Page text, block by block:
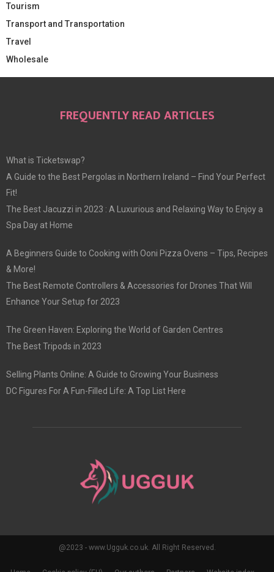
Tourism
Transport and Transportation
Travel
Wholesale
FREQUENTLY READ ARTICLES
What is Ticketswap?
A Guide to the Best Pergolas in Northern Ireland – Find Your Perfect
Fit!
The Best Jacuzzi in 2023 : A Luxurious and Relaxing Way to Enjoy a
Spa Day at Home
A Beginners Guide to Cooking with Ooni Pizza Ovens – Tips, Recipes
& More!
The Best Remote Controllers & Accessories for Drones That Will
Enhance Your Setup for 2023
The Green Haven: Exploring the World of Garden Centres
The Best Tripods in 2023
Selling Plants Online: A Guide to Growing Your Business
DC Figures For A Fun-Filled Life: A Top List Here
@2023 - www.Ugguk.co.uk. All Right Reserved.